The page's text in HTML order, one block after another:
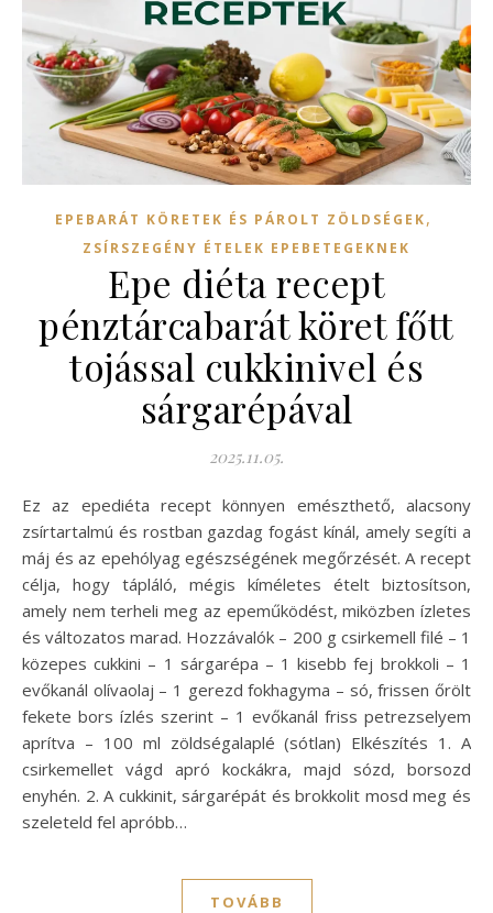
EPEBARÁT KÖRETEK ÉS PÁROLT ZÖLDSÉGEK,
ZSÍRSZEGÉNY ÉTELEK EPEBETEGEKNEK
Epe diéta recept
pénztárcabarát köret főtt
tojással cukkinivel és
sárgarépával
2025.11.05.
Ez az epediéta recept könnyen emészthető, alacsony
zsírtartalmú és rostban gazdag fogást kínál, amely segíti a
máj és az epehólyag egészségének megőrzését. A recept
célja, hogy tápláló, mégis kíméletes ételt biztosítson,
amely nem terheli meg az epeműködést, miközben ízletes
és változatos marad. Hozzávalók – 200 g csirkemell filé – 1
közepes cukkini – 1 sárgarépa – 1 kisebb fej brokkoli – 1
evőkanál olívaolaj – 1 gerezd fokhagyma – só, frissen őrölt
fekete bors ízlés szerint – 1 evőkanál friss petrezselyem
aprítva – 100 ml zöldségalaplé (sótlan) Elkészítés 1. A
csirkemellet vágd apró kockákra, majd sózd, borsozd
enyhén. 2. A cukkinit, sárgarépát és brokkolit mosd meg és
szeleteld fel apróbb…
TOVÁBB